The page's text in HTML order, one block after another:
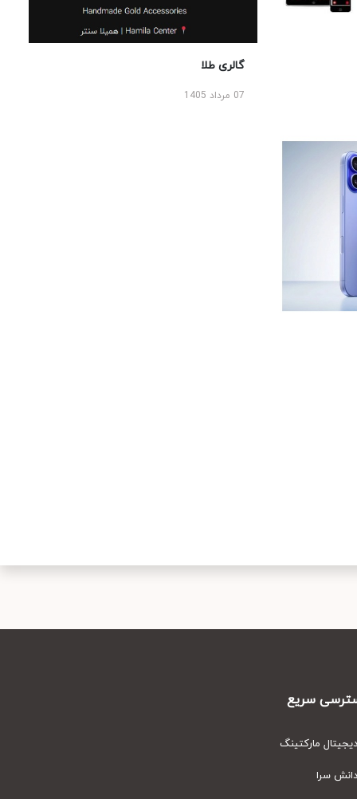
گالری طلا
07 مرداد 1405
سریع
مارکتینگ
سرا